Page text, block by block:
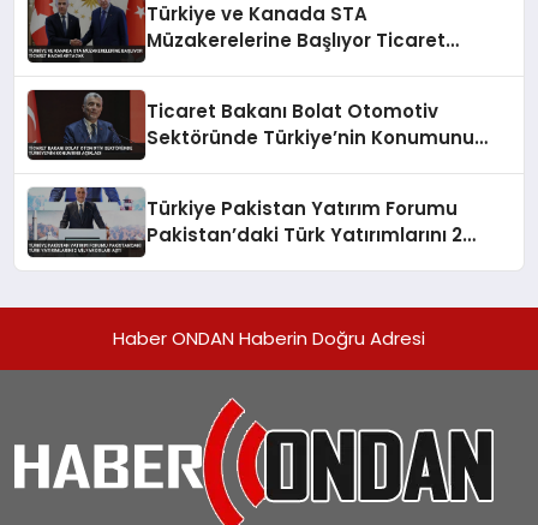
Türkiye ve Kanada STA
Müzakerelerine Başlıyor Ticaret
Ticaret Bakanı Bolat Otomotiv
Sektöründe Türkiye’nin Konumunu
Türkiye Pakistan Yatırım Forumu
Pakistan’daki Türk Yatırımlarını 2
Haber ONDAN Haberin Doğru Adresi